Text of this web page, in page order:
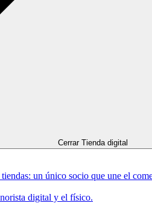
Cerrar Tienda digital
un único socio que une el
digital y el físico.